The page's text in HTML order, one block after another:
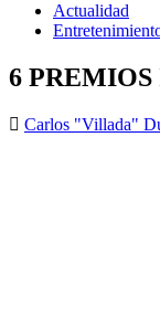
Actualidad
6
Carlos "Villada"